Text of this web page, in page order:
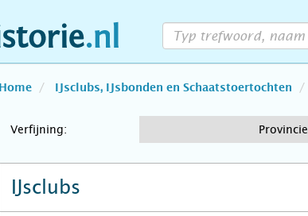
Home IJsclubs, IJsbonden en Schaatstoertochten
Verfijning: Provincie
IJsclubs